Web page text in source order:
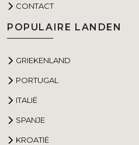
CONTACT
POPULAIRE LANDEN
GRIEKENLAND
PORTUGAL
ITALIË
SPANJE
KROATIË